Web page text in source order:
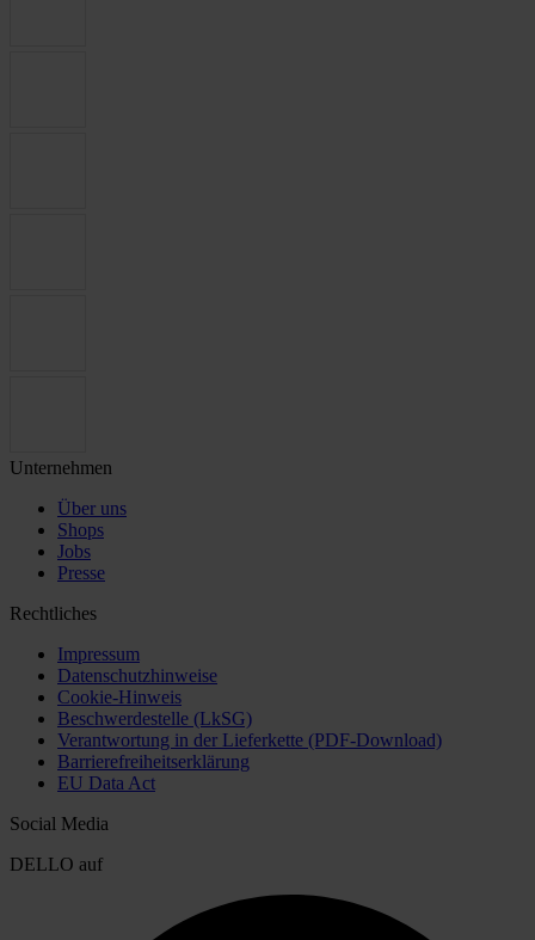
Unternehmen
Über uns
Shops
Jobs
Presse
Rechtliches
Impressum
Datenschutzhinweise
Cookie-Hinweis
Beschwerdestelle (LkSG)
Verantwortung in der Lieferkette (PDF-Download)
Barrierefreiheitserklärung
EU Data Act
Social Media
DELLO auf